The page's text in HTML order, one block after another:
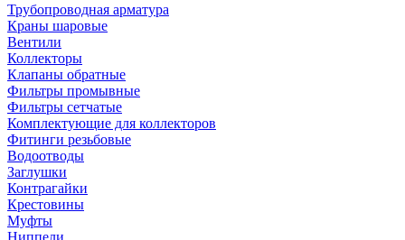
Трубопроводная арматура
Краны шаровые
Вентили
Коллекторы
Клапаны обратные
Фильтры промывные
Фильтры сетчатые
Комплектующие для коллекторов
Фитинги резьбовые
Водоотводы
Заглушки
Контрагайки
Крестовины
Муфты
Ниппели